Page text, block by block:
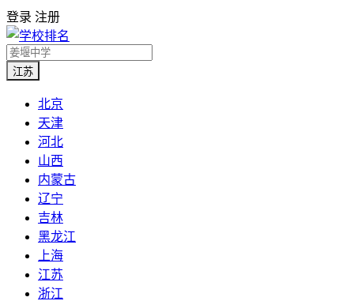
登录 注册
江苏
北京
天津
河北
山西
内蒙古
辽宁
吉林
黑龙江
上海
江苏
浙江